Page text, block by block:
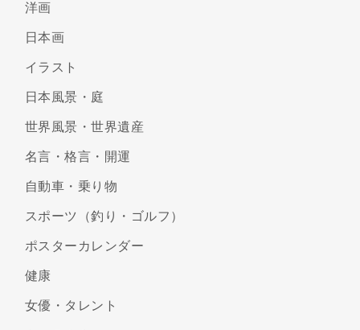
洋画
日本画
イラスト
日本風景・庭
世界風景・世界遺産
名言・格言・開運
自動車・乗り物
スポーツ（釣り・ゴルフ）
ポスターカレンダー
健康
女優・タレント